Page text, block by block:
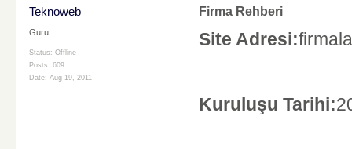
Teknoweb
Guru
Status: Offline
Posts: 609
Date: Aug 19, 2011
Firma Rehberi
Site Adresi:
Kuruluşu Tarihi: